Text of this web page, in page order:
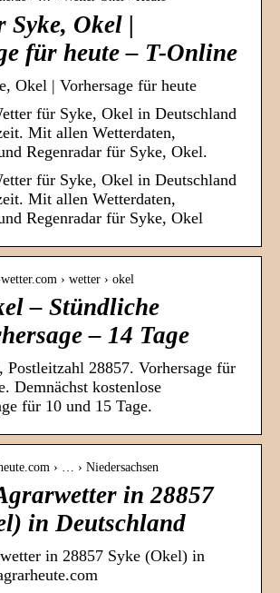
Syke, Okel |
für heute – T-Online
Okel | Vorhersage für heute
für Syke, Okel in Deutschland
Mit allen Wetterdaten,
Regenradar für Syke, Okel.
für Syke, Okel in Deutschland
Mit allen Wetterdaten,
Regenradar für Syke, Okel
› wetter › okel
– Stündliche
– 14 Tage
Postleitzahl 28857. Vorhersage für
Demnächst kostenlose
für 10 und 15 Tage.
› … › Niedersachsen
in 28857
in Deutschland
in 28857 Syke (Okel) in